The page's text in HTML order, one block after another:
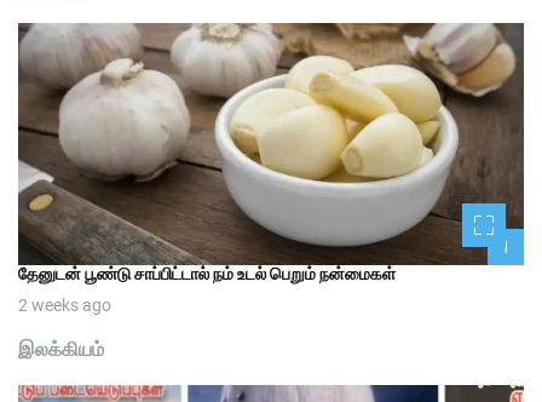
1
தேனுடன் பூண்டு சாப்பிட்டால் நம் உடல் பெறும் நன்மைகள்
2 weeks ago
இலக்கியம்